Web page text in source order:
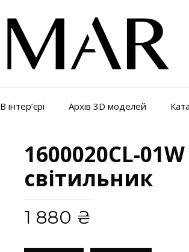
В інтер’єрі Архів 3D моделей
1600020CL-
світильник
1 880 ₴